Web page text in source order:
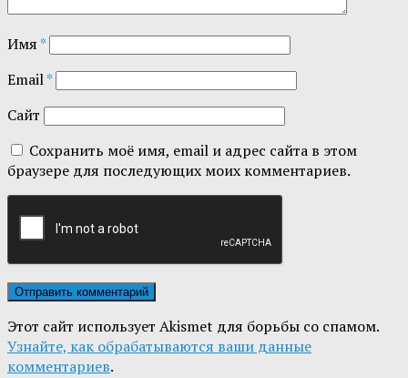
Имя*
Email*
Сайт
Сохранить моё имя, email и адрес сайта в этом
браузере для последующих моих комментариев.
Этот сайт использует Akismet для борьбы со спамом.
Узнайте, как обрабатываются ваши данные
комментариев.